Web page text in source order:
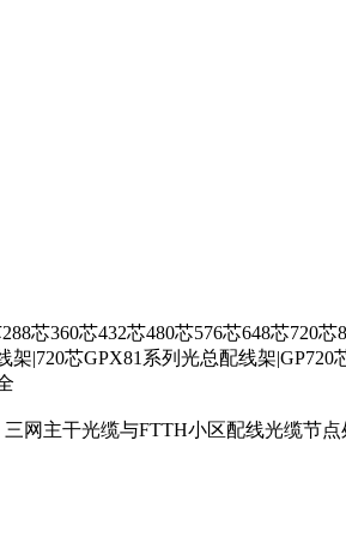
芯360芯432芯480芯576芯648芯720
|720芯GPX81系列光总配线架
网主干光缆与FTTH小区配线光缆节